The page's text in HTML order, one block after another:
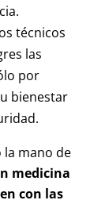
técnicos
las
por
bienestar
la mano de
medicina
con las